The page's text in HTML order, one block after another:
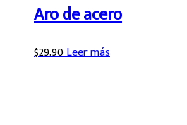
Aro de acero
$29.90Leer más